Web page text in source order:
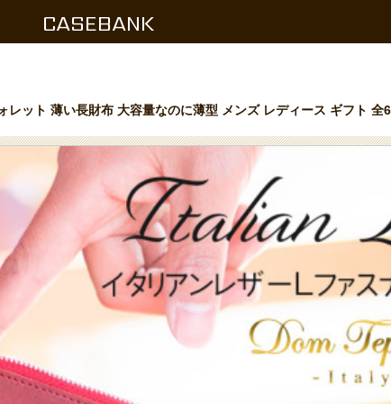
CASEBANK
ット 薄い長財布 大容量なのに薄型 メンズ レディース ギフト 全